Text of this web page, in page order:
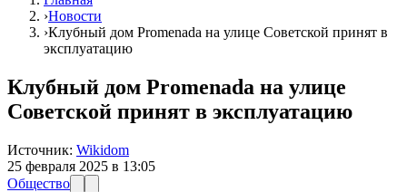
›Новости
›Клубный дом Promenada на улице Советской принят в
эксплуатацию
Клубный дом Promenada на улице
Советской принят в эксплуатацию
Источник: Wikidom
25 февраля 2025 в 13:05
Общество